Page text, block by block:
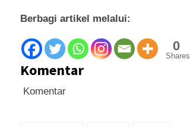
Berbagi artikel melalui:
0
Shares
Komentar
Komentar